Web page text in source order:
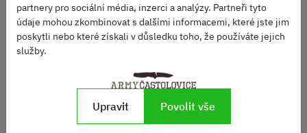
Masové koule s basmati a
partnery pro sociální média, inzerci a analýzy. Partneři tyto
údaje mohou zkombinovat s dalšími informacemi, které jste jim
poskytli nebo které získali v důsledku toho, že používáte jejich
služby.
Upravit Povolit vše